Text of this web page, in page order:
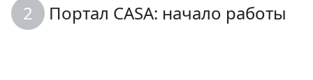
Портал CASA: начало работы